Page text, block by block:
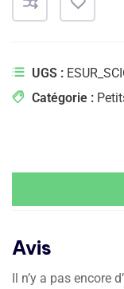
UGS :
Catégorie :
Avis
Il n’y a pas encore